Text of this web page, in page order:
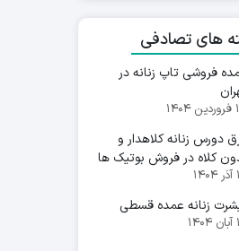
های تصادفی
فروشی تاپ زنانه در
دورس زنانه کلاهدار و
کلاه در فروش بوتیک ها
زنانه عمده قسطی